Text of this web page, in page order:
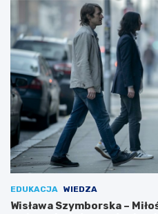
EDUKACJA WIEDZA
Wisława Szymborska –